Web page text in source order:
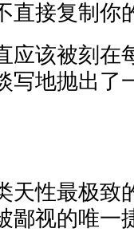
直接复制你
应该被刻在
写地抛出了
天性最极致
鄙视的唯一